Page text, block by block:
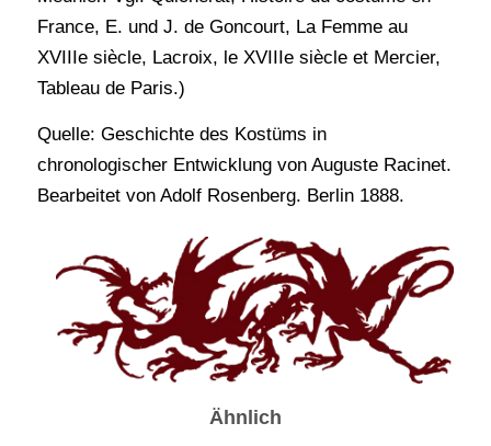
France, E. und J. de Goncourt, La Femme au
XVIIIe siècle, Lacroix, le XVIIIe siècle et Mercier,
Tableau de Paris.)
Quelle: Geschichte des Kostüms in
chronologischer Entwicklung von Auguste Racinet.
Bearbeitet von Adolf Rosenberg. Berlin 1888.
Ähnlich